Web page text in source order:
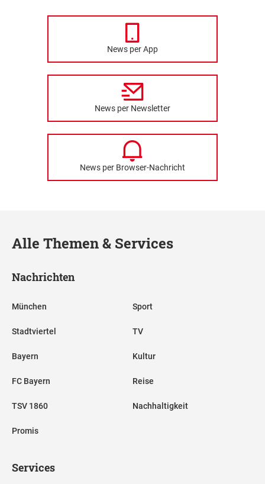
News per App
News per Newsletter
News per Browser-Nachricht
Alle Themen & Services
Nachrichten
München
Stadtviertel
Bayern
FC Bayern
TSV 1860
Promis
Sport
TV
Kultur
Reise
Nachhaltigkeit
Services